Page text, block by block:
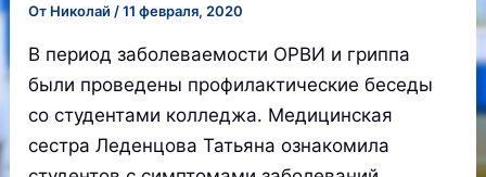
От Николай /11 февраля, 2020
В период заболеваемости ОРВИ и гриппа
были проведены профилактические беседы
со студентами колледжа. Медицинская
сестра Леденцова Татьяна ознакомила